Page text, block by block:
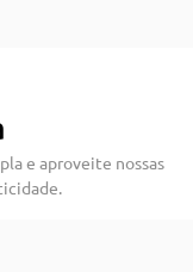
e aproveite nossas